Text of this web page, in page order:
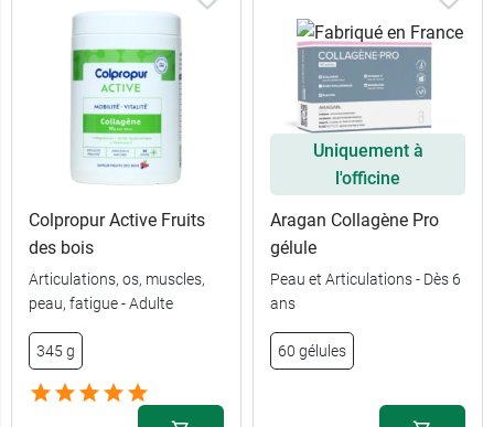
Colpropur Active Fruits
des bois
Articulations, os, muscles,
peau, fatigue - Adulte
345 g
Uniquement à
l'officine
Aragan Collagène Pro
gélule
Peau et Articulations - Dès 6
ans
60 gélules